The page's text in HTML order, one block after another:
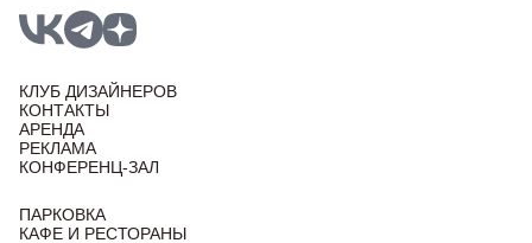
КЛУБ ДИЗАЙНЕРОВ
КОНТАКТЫ
АРЕНДА
РЕКЛАМА
КОНФЕРЕНЦ-ЗАЛ
ПАРКОВКА
КАФЕ И РЕСТОРАНЫ